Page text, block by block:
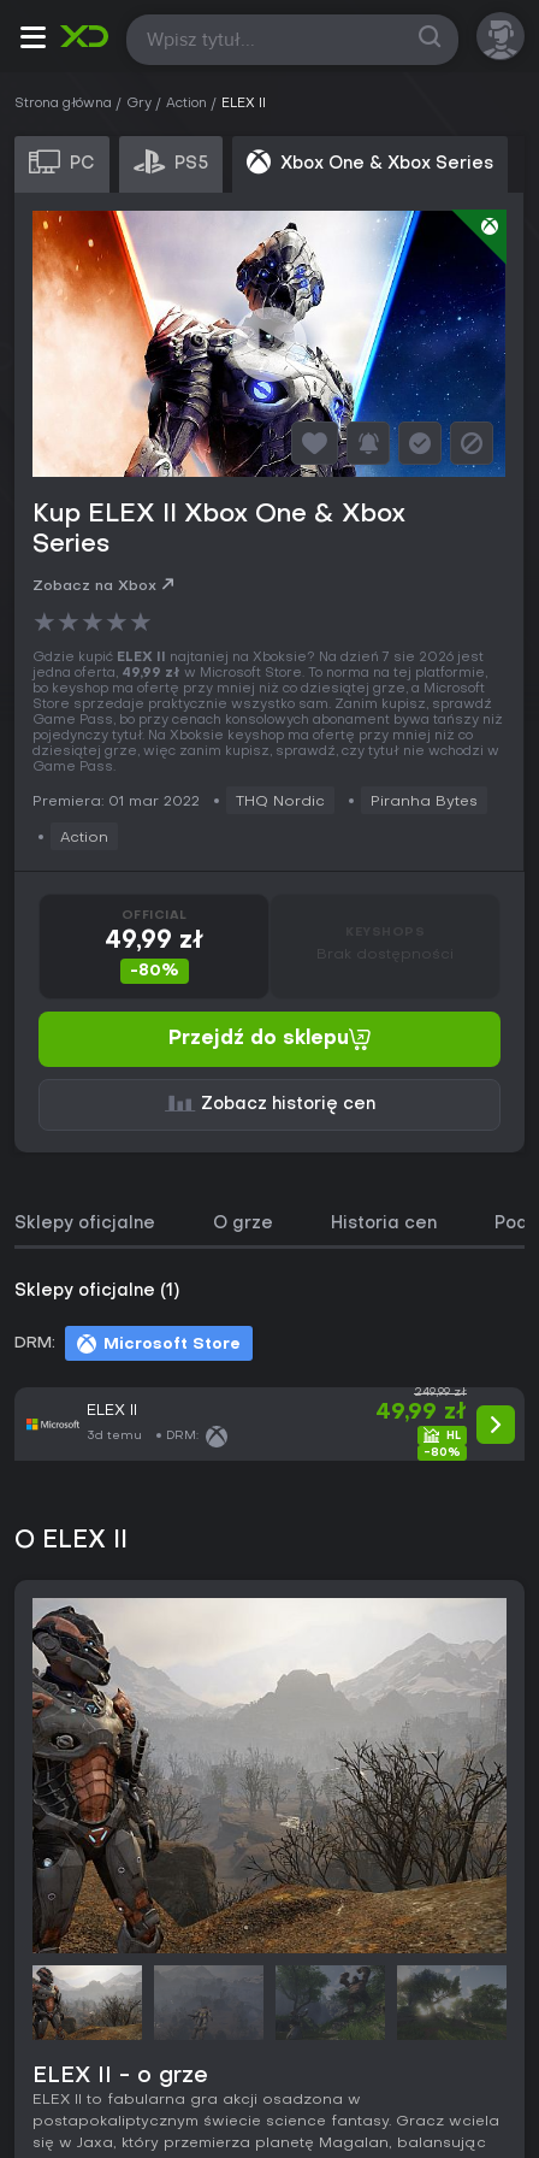
Wszystkie
Strona główna Gry Action ELEX II
PC PS5 Xbox One & Xbox Series
Kup ELEX II Xbox One & Xbox
Series
Zobacz na Xbox
★★★★★
Gdzie kupić ELEX II najtaniej na Xboksie? Na dzień 7 sie 2026 jest
jedna oferta, 49,99 zł w Microsoft Store. To norma na tej platformie,
bo keyshop ma ofertę przy mniej niż co dziesiątej grze, a Microsoft
Store sprzedaje praktycznie wszystko sam. Zanim kupisz, sprawdź
Game Pass, bo przy cenach konsolowych abonament bywa tańszy niż
pojedynczy tytuł. Na Xboksie keyshop ma ofertę przy mniej niż co
dziesiątej grze, więc zanim kupisz, sprawdź, czy tytuł nie wchodzi w
Game Pass.
Premiera: 01 mar 2022 THQ Nordic Piranha Bytes
Action
OFFICIAL
49,99 zł
-80%
Brak dostępności
Przejdź do sklepu
Zobacz historię cen
Sklepy oficjalne O grze Historia cen
Sklepy oficjalne (1)
DRM: Microsoft Store
ELEX II
3d temu DRM:
249,99 zł
49,99 zł
-80%
O ELEX II
ELEX II - o grze
ELEX II to fabularna gra akcji osadzona w
postapokaliptycznym świecie science fantasy. Gracz wciela
się w Jaxa, który przemierza planetę Magalan, balansując